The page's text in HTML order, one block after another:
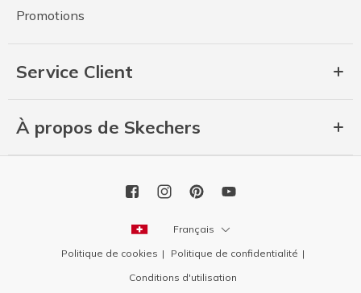
Promotions
Service Client
À propos de Skechers
Français
Politique de cookies
Politique de confidentialité
Conditions d'utilisation